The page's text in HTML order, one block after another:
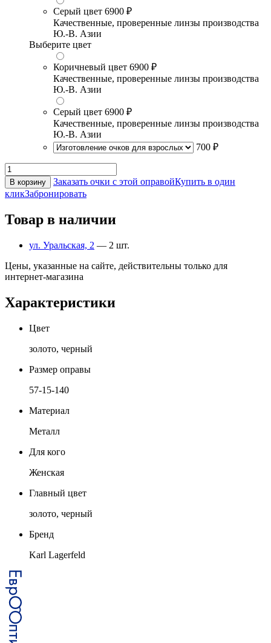
Серый цвет 6900 ₽
Качественные, проверенные линзы производства
Ю.-В. Азии
Выберите цвет
Коричневый цвет 6900 ₽
Качественные, проверенные линзы производства
Ю.-В. Азии
Серый цвет 6900 ₽
Качественные, проверенные линзы производства
Ю.-В. Азии
700 ₽
В корзину Заказать очки с этой оправойКупить в один
кликЗабронировать
Товар в наличии
ул. Уральская, 2 — 2 шт.
Цены, указанные на сайте, действительны только для
интернет-магазина
Характеристики
Цвет
золото, черный
Размер оправы
57-15-140
Материал
Металл
Для кого
Женская
Главный цвет
золото, черный
Бренд
Karl Lagerfeld